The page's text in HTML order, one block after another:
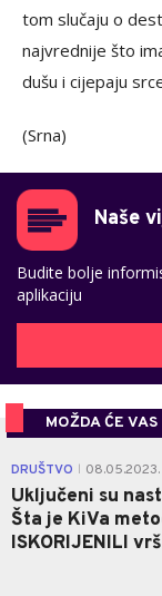
tom slučaju o
najvrednije što
dušu i cijepaju
(Srna)
Naše
Budite bolje
aplikaciju
MOŽDA ĆE
DRUŠTVO 08.05.2023.
Uključeni su
Šta je KiVa
ISKORIJENILI